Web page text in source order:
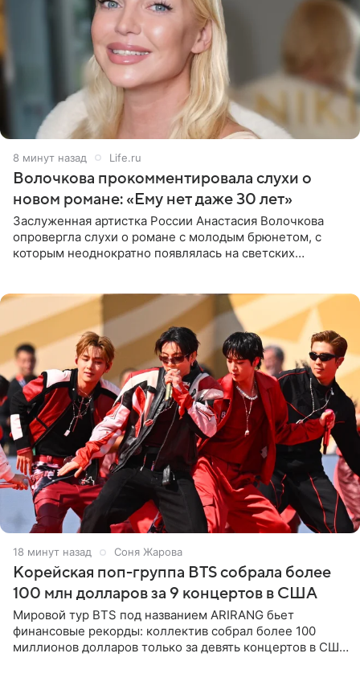
8 минут назад Life.ru
Волочкова прокомментировала слухи о
новом романе: «Ему нет даже 30 лет»
Заслуженная артистка России Анастасия Волочкова
опровергла слухи о романе с молодым брюнетом, с
которым неоднократно появлялась на светских
18 минут назад Соня Жарова
Корейская поп-группа BTS собрала более
100 млн долларов за 9 концертов в США
Мировой тур BTS под названием ARIRANG бьет
финансовые рекорды: коллектив собрал более 100
миллионов долларов только за девять концертов в США.